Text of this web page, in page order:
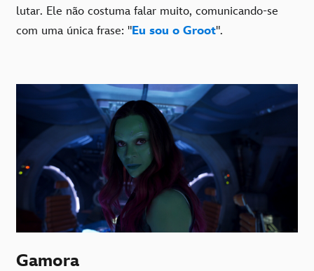
lutar. Ele não costuma falar muito, comunicando-se
com uma única frase: "Eu sou o Groot".
Gamora